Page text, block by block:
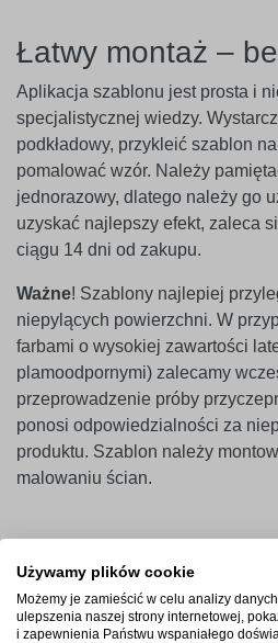
Łatwy montaż –
Aplikacja szablonu jest prosta i
specjalistycznej wiedzy.
podkładowy, przykleić szablon
pomalować wzór. Należy
jednorazowy, dlatego należy go
uzyskać najlepszy efekt, zaleca
ciągu 14 dni od zakupu.
Ważne! Szablony najlepiej
niepylących powierzchni. W
farbami o wysokiej zawartości
plamoodpornymi) zalecamy
przeprowadzenie próby
ponosi odpowiedzialności za
produktu. Szablon należy
malowaniu ścian.
Termin realizacji
Produkcja rozpocznie się po
potrwa od 2-4 dni roboczych.
Używamy plików cookie
Możemy je zamieścić w celu analizy
ulepszenia naszej strony internetowej,
i zapewnienia Państwu wspaniałego